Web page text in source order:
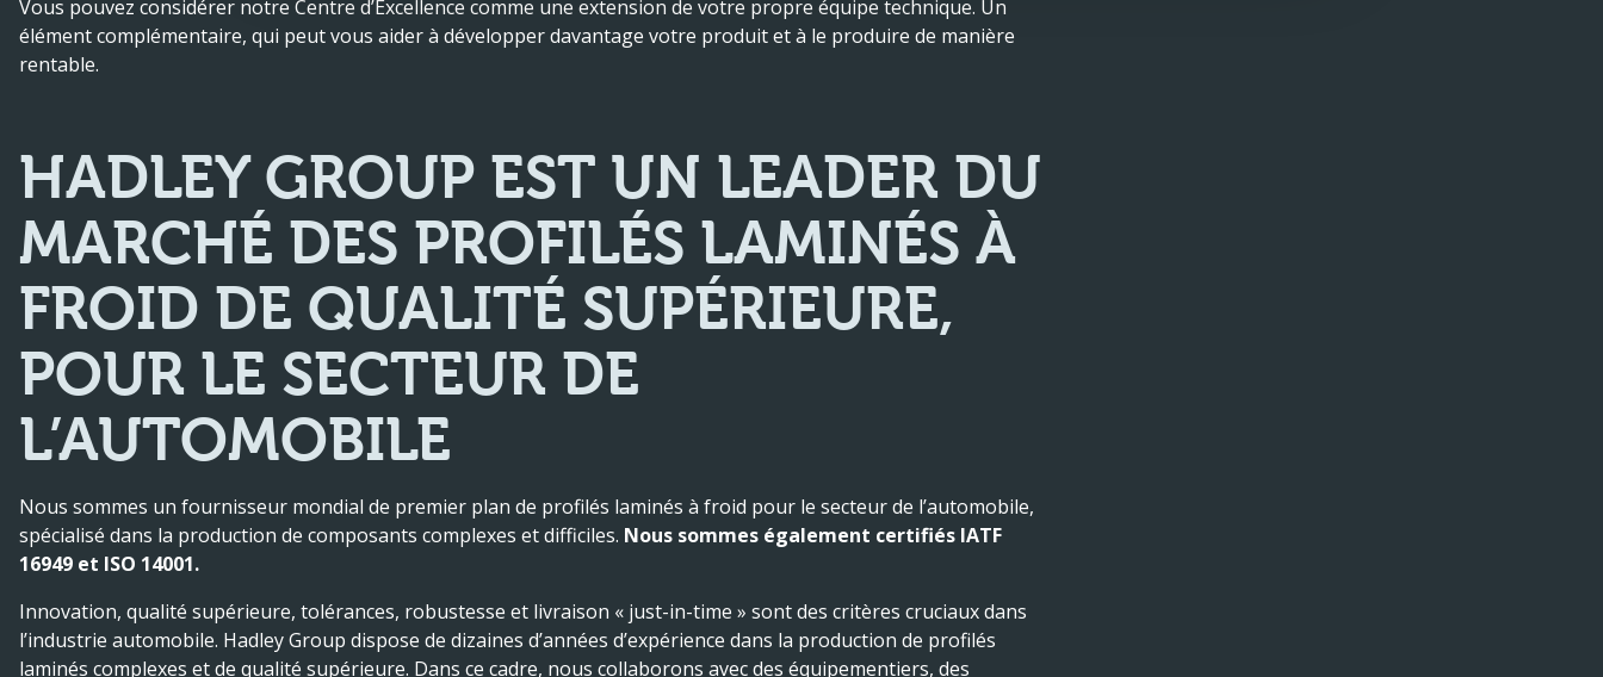
Vous pouvez considérer notre Centre d’Excellence comme une extension de votre propre équipe technique. Un
élément complémentaire, qui peut vous aider à développer davantage votre produit et à le produire de manière
rentable.
HADLEY GROUP EST UN LEADER DU
MARCHÉ DES PROFILÉS LAMINÉS À
FROID DE QUALITÉ SUPÉRIEURE,
POUR LE SECTEUR DE
L’AUTOMOBILE
Nous sommes un fournisseur mondial de premier plan de profilés laminés à froid pour le secteur de l’automobile,
spécialisé dans la production de composants complexes et difficiles. Nous sommes également certifiés IATF
16949 et ISO 14001.
Innovation, qualité supérieure, tolérances, robustesse et livraison « just-in-time » sont des critères cruciaux dans
l’industrie automobile. Hadley Group dispose de dizaines d’années d’expérience dans la production de profilés
laminés complexes et de qualité supérieure. Dans ce cadre, nous collaborons avec des équipementiers, des